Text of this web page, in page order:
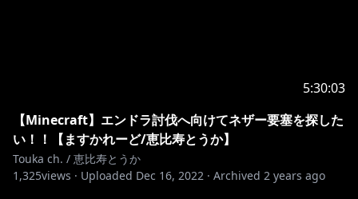
5:30:03
【Minecraft】エンドラ討伐へ向けてネザー要塞を探した
い！！【ますかれーど/恵比寿とうか】
Touka ch. / 恵比寿とうか
1,325views · Uploaded Dec 16, 2022 · Archived 2 years ago